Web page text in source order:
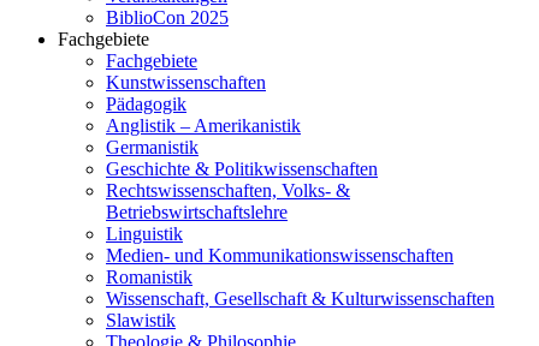
BiblioCon 2025
Fachgebiete
Fachgebiete
Kunstwissenschaften
Pädagogik
Anglistik – Amerikanistik
Germanistik
Geschichte & Politikwissenschaften
Rechtswissenschaften, Volks- &
Betriebswirtschaftslehre
Linguistik
Medien- und Kommunikationswissenschaften
Romanistik
Wissenschaft, Gesellschaft & Kulturwissenschaften
Slawistik
Theologie & Philosophie